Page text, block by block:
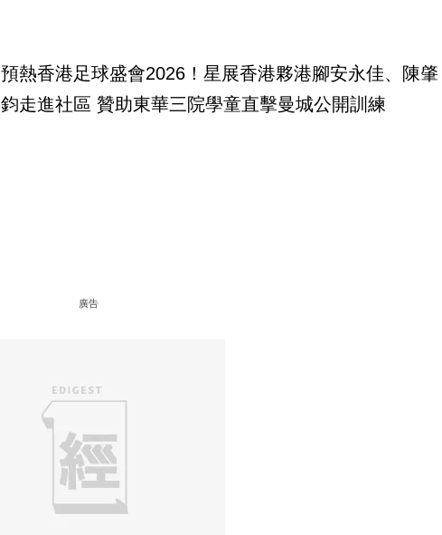
預熱香港足球盛會2026！星展香港夥港腳安永佳、陳肇
鈞走進社區 贊助東華三院學童直擊曼城公開訓練
廣告